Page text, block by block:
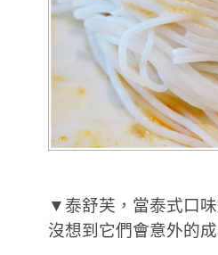
▼泰舒芙，當泰式口味
沒想到它們會意外的